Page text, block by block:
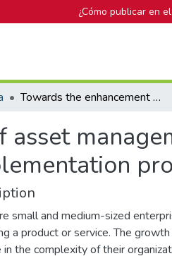
¿Cómo publicar en
Towards the enhancement of asset management of critical equipment in SMEs: methodology and implementation proposal
asset
small and medium-sized
a product or service. The
in the complexity of their